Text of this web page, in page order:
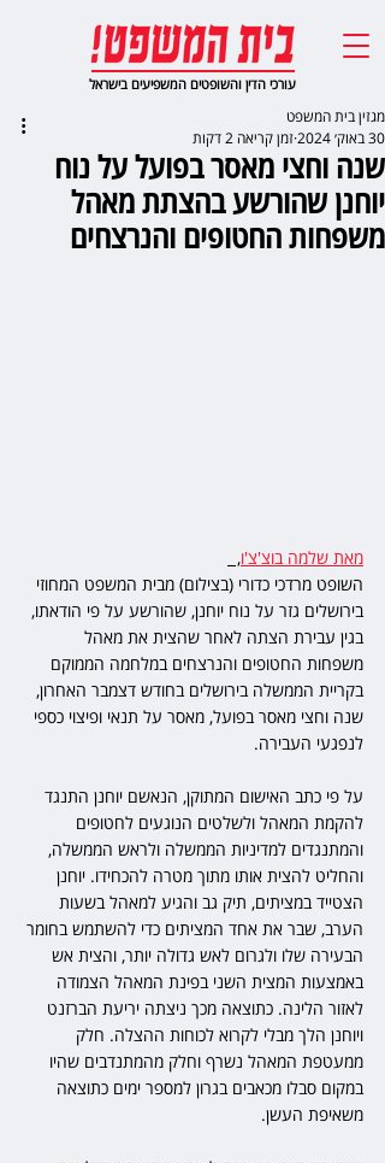
עורכי הדין והשופטים המשפיעים בישראל
שנה וחצי מאסר בפועל על נוח
יוחנן שהורשע בהצתת מאהל
משפחות החטופים והנרצחים
מגזין בית המשפט
30 באוק׳ 2024
זמן קריאה 2 דקות
מאת שלמה בוצ'צ'ו,
השופט מרדכי כדורי (בצילום) מבית המשפט המחוזי
בירושלים גזר על נוח יוחנן, שהורשע על פי הודאתו,
בגין עבירת הצתה לאחר שהצית את מאהל
משפחות החטופים והנרצחים במלחמה הממוקם
בקריית הממשלה בירושלים בחודש דצמבר האחרון,
שנה וחצי מאסר בפועל, מאסר על תנאי ופיצוי כספי
לנפגעי העבירה.
על פי כתב האישום המתוקן, הנאשם יוחנן התנגד
להקמת המאהל ולשלטים הנוגעים לחטופים
והמתנגדים למדיניות הממשלה ולראש הממשלה,
והחליט להצית אותו מתוך מטרה להכחידו. יוחנן
הצטייד במציתים, תיק גב והגיע למאהל בשעות
הערב, שבר את אחד המציתים כדי להשתמש בחומר
הבעירה שלו ולגרום לאש גדולה יותר, והצית אש
באמצעות המצית השני בפינת המאהל הצמודה
לאזור הלינה. כתוצאה מכך ניצתה יריעת הברזנט
ויוחנן הלך מבלי לקרוא לכוחות ההצלה. חלק
ממעטפת המאהל נשרף וחלק מהמתנדבים שהיו
במקום סבלו מכאבים בגרון למספר ימים כתוצאה
משאיפת העשן.